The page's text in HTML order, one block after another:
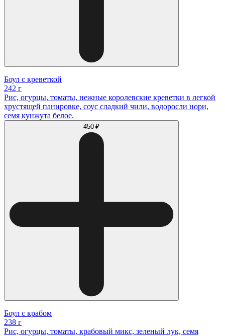
Боул с креветкой
242 г
Рис, огурцы, томаты, нежные королевские креветки в легкой
хрустящей панировке, соус сладкий чили, водоросли нори,
семя кунжута белое.
450 ₽
Боул с крабом
238 г
Рис, огурцы, томаты, крабовый микс, зеленый лук, семя